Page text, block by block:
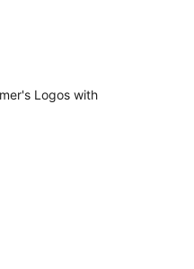
Logos with